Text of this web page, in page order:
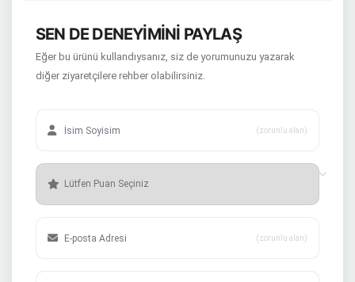
SEN DE DENEYİMİNİ PAYLAŞ
Eğer bu ürünü kullandıysanız, siz de yorumunuzu yazarak
diğer ziyaretçilere rehber olabilirsiniz.
(zorunlu alan)
(zorunlu alan)